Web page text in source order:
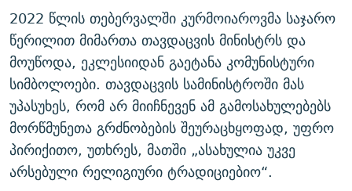
2022 წლის თებერვალში კურმოიაროვმა საჯარო
წერილით მიმართა თავდაცვის მინისტრს და
მოუწოდა, ეკლესიიდან გაეტანა კომუნისტური
სიმბოლოები. თავდაცვის სამინისტროში მას
უპასუხეს, რომ არ მიიჩნევენ ამ გამოსახულებებს
მორწმუნეთა გრძნობების შეურაცხყოფად, უფრო
პირიქითო, უთხრეს, მათში „ასახულია უკვე
არსებული რელიგიური ტრადიციებიო“.